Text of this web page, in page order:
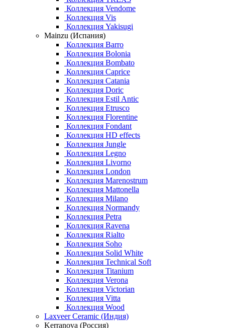
Коллекция Vendome
Коллекция Vis
Коллекция Yakisugi
Mainzu (Испания)
Коллекция Barro
Коллекция Bolonia
Коллекция Bombato
Коллекция Caprice
Коллекция Catania
Коллекция Doric
Коллекция Estil Antic
Коллекция Etrusco
Коллекция Florentine
Коллекция Fondant
Коллекция HD effects
Коллекция Jungle
Коллекция Legno
Коллекция Livorno
Коллекция London
Коллекция Marenostrum
Коллекция Mattonella
Коллекция Milano
Коллекция Normandy
Коллекция Petra
Коллекция Ravena
Коллекция Rialto
Коллекция Soho
Коллекция Solid White
Коллекция Technical Soft
Коллекция Titanium
Коллекция Verona
Коллекция Victorian
Коллекция Vitta
Коллекция Wood
Laxveer Ceramic (Индия)
Kerranova (Россия)